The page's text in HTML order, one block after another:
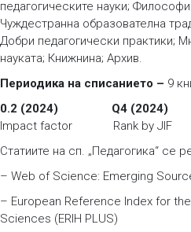
педагогическите науки;
Чуждестранна образователна
Добри педагогически практики;
науката; Книжнина; Архив.
Периодика на списанието – 9
0.2 (2024) Q4 (2024)
Impact factor Rank by JIF
Статиите на сп. „Педагогика“ се
– Web of Science: Emerging
– European Reference Index for
Sciences (ERIH PLUS)